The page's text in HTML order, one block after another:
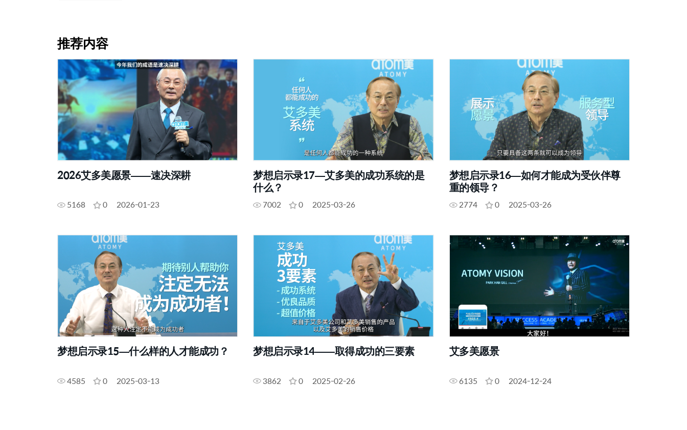
推荐内容
2026艾多美愿景——速决深耕
5168 0 2026-01-23
梦想启示录17—艾多美的成功系统的是
什么？
7002 0 2025-03-26
梦想启示录16—如何才能成为受伙伴尊
重的领导？
2774 0 2025-03-26
梦想启示录15—什么样的人才能成功？
4585 0 2025-03-13
梦想启示录14——取得成功的三要素
3862 0 2025-02-26
艾多美愿景
6135 0 2024-12-24